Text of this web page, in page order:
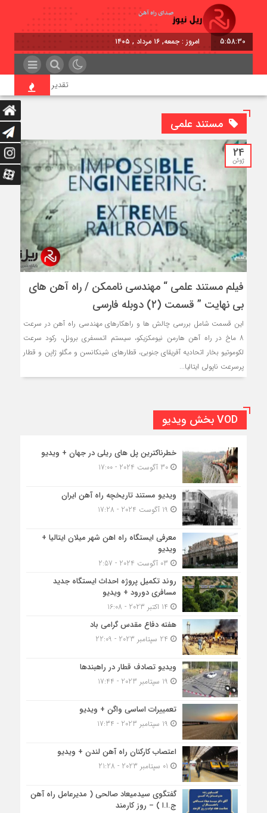
5:58:31 امروز : جمعه, ۱۶ مرداد , ۱۴۰۵
تقدیر معاون اول
مستند علمی
24
ژوئن
فیلم مستند علمی “ مهندسی ناممکن / راه آهن های
بی نهایت ” قسمت (٢) دوبله فارسی
این قسمت شامل بررسی چالش ها و راهکارهای مهندسی راه آهن در سرعت
8 ماخ در راه آهن هارمن نیومکزیکو، سیستم اتمسفری برونل، رکود سرعت
لکوموتیو بخار اتحادیه آفریقای جنوبی، قطارهای شینکانسن و مگلو ژاپن و قطار
پرسرعت ناپولی ایتالیا...
VOD بخش ویدیو
خطرناکترین پل های ریلی در جهان + ویدیو
30 آگوست 2024 - 17:00
ویدیو مستند تاریخچه راه آهن ایران
معرفی ایستگاه راه اهن شهر میلان ایتالیا +
ویدیو
روند تکمیل پروژه احداث ایستگاه جدید
مسافری دورود + ویدیو
هفته دفاع مقدس گرامی باد
ویدیو تصادف قطار در راهبندها
تعمییرات اساسی واگن + ویدیو
اعتصاب کارکنان راه آهن لندن + ویدیو
گفتگوی سیدمیعاد صالحی ( مدیرعامل راه آهن
ج.ا.ا ) – روز کارمند